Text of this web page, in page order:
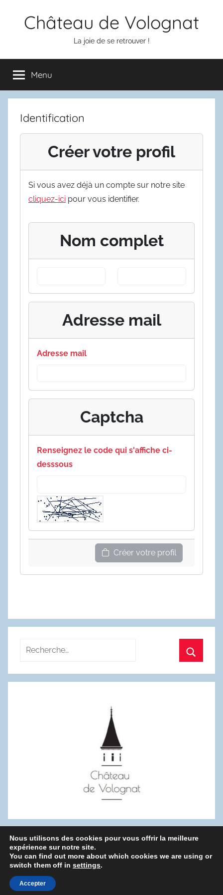
Château de Volognat
La joie de se retrouver !
Menu
Identification
Créer votre profil
Si vous avez déjà un compte sur notre site
cliquez-ici pour vous identifier.
Nom complet
Adresse mail
Adresse mail
Captcha
Renseignez le code qui s'affiche ci-
desssous
Créer votre profil
Recherche
:
WordPress Theme: Donovan by ThemeZee.
Politique de confidentialité
Nous utilisons des cookies pour vous offrir la meilleure
expérience sur notre site.
You can find out more about which cookies we are using or
switch them off in settings.
Accepter